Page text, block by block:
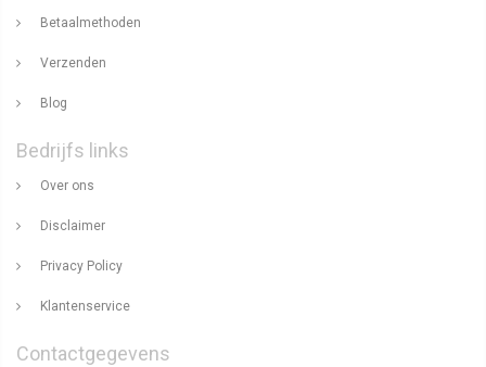
Betaalmethoden
Verzenden
Blog
Bedrijfs links
Over ons
Disclaimer
Privacy Policy
Klantenservice
Contactgegevens